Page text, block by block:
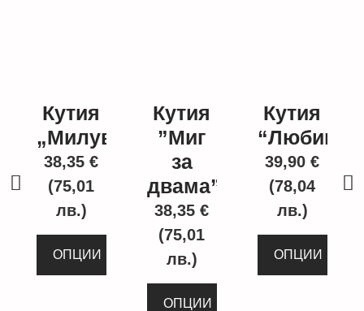
Кутия
„Милувка“
38,35€
(75,01
лв.)
ОПЦИИ
Кутия
”Миг
за
двама”
38,35€
(75,01
лв.)
ОПЦИИ
Кутия
“Любима”
39,90€
(78,04
лв.)
ОПЦИИ